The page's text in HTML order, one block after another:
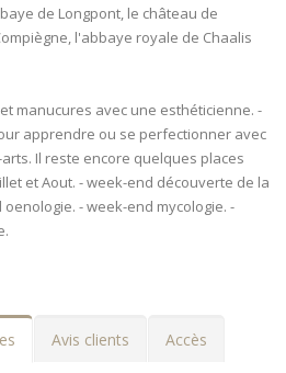
de Longpont, le château de
l'abbaye royale de Chaalis
manucures avec une esthéticienne. -
apprendre ou se perfectionner avec
Il reste encore quelques places
et Aout. - week-end découverte de la
- week-end mycologie. -
Avis clients Accès